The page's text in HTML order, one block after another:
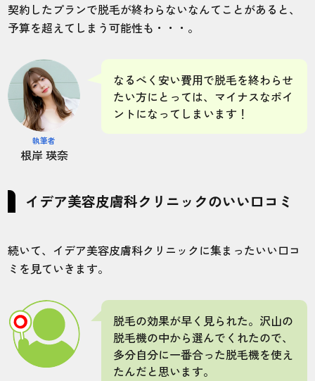
契約したプランで脱毛が終わらないなんてことがあると、
予算を超えてしまう可能性も・・・。
執筆者
根岸 瑛奈
なるべく安い費用で脱毛を終わらせ
たい方にとっては、マイナスなポイ
ントになってしまいます！
イデア美容皮膚科クリニックのいい口コミ
続いて、イデア美容皮膚科クリニックに集まったいい口コ
ミを見ていきます。
脱毛の効果が早く見られた。沢山の
脱毛機の中から選んでくれたので、
多分自分に一番合った脱毛機を使え
たんだと思います。